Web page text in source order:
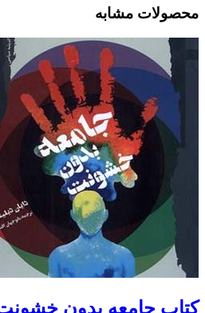
محصولات مشابه
کتاب جامعه بدون